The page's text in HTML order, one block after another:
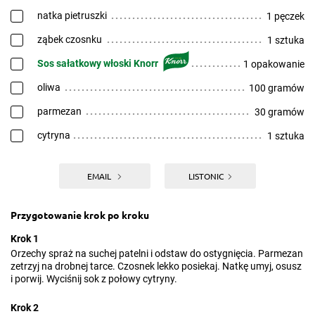
natka pietruszki 1 pęczek
ząbek czosnku 1 sztuka
Sos sałatkowy włoski Knorr 1 opakowanie
oliwa 100 gramów
parmezan 30 gramów
cytryna 1 sztuka
EMAIL LISTONIC
Przygotowanie krok po kroku
Krok 1
Orzechy spraż na suchej patelni i odstaw do ostygnięcia. Parmezan
zetrzyj na drobnej tarce. Czosnek lekko posiekaj. Natkę umyj, osusz
i porwij. Wyciśnij sok z połowy cytryny.
Krok 2